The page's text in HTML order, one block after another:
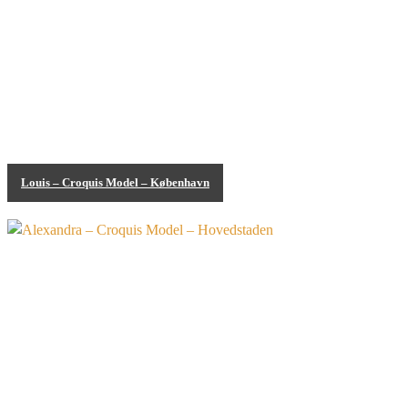
Bodypainting
Louis – Croquis Model – København